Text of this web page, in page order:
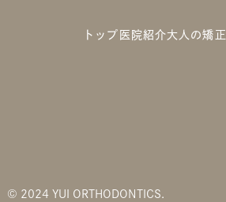
トップ 医院紹介大人の矯正
©︎ 2024 YUI ORTHODONTICS.